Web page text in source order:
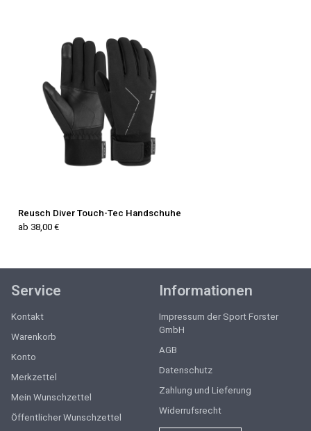
Reusch Diver Touch-Tec Handschuhe
ab 38,00 €
Service
Kontakt
Warenkorb
Konto
Merkzettel
Mein Wunschzettel
Öffentlicher Wunschzettel
Informationen
Impressum der Sport Forster
GmbH
AGB
Datenschutz
Zahlung und Lieferung
Widerrufsrecht